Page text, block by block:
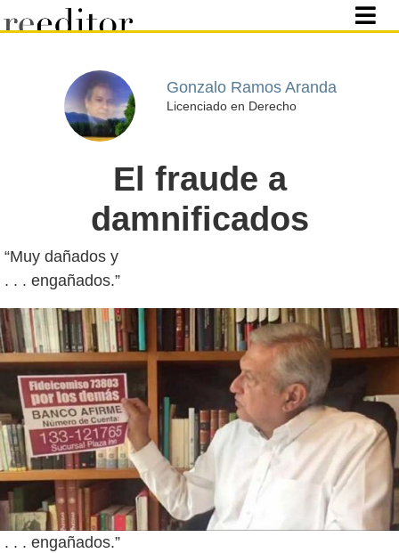
Gonzalo Ramos Aranda
Licenciado en Derecho
El fraude a
damnificados
“Muy dañados y
. . . engañados.”